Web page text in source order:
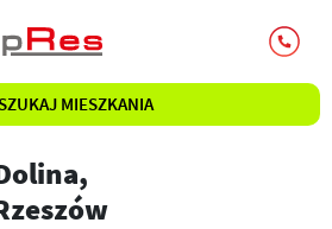
SZUKAJ MIESZKANIA